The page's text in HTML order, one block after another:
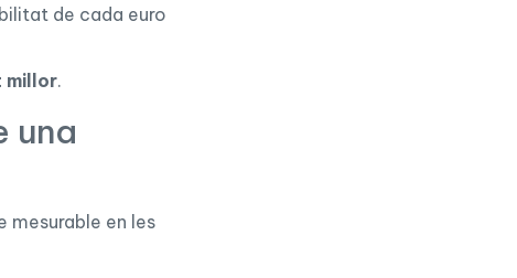
de cada euro
millor.
una
mesurable en les